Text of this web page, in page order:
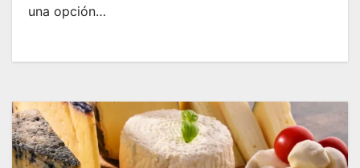
una opción…